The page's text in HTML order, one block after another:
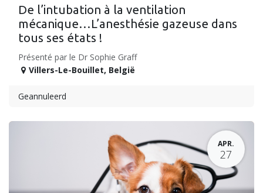
De l’intubation à la ventilation
mécanique…L’anesthésie gazeuse dans
tous ses états !
Présenté par le Dr Sophie Graff
Villers-Le-Bouillet, België
Geannuleerd
APR.
27